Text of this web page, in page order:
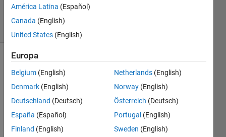
83
solvers
return
the
difference
between
matrix
wise
América Latina (Español)
Canada (English)
United States (English)
Europa
Belgium (English)
Denmark (English)
Deutschland (Deutsch)
España (Español)
Finland (English)
Netherlands (English)
Norway (English)
Österreich (Deutsch)
Portugal (English)
Sweden (English)